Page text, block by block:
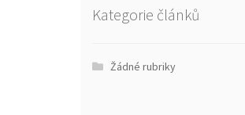
Kategorie článků
Žádné rubriky